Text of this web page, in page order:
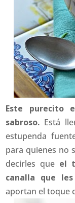
Este purecito
sabroso. Está
estupenda
para quienes no
decirles que el
canalla que
aportan el toque